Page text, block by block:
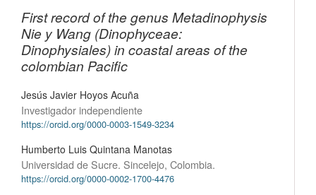
First record of the genus Metadinophysis
Nie y Wang (Dinophyceae:
Dinophysiales) in coastal areas of the
colombian Pacific
Jesús Javier Hoyos Acuña
Investigador independiente
https://orcid.org/0000-0003-1549-3234
Humberto Luis Quintana Manotas
Universidad de Sucre. Sincelejo, Colombia.
https://orcid.org/0000-0002-1700-4476